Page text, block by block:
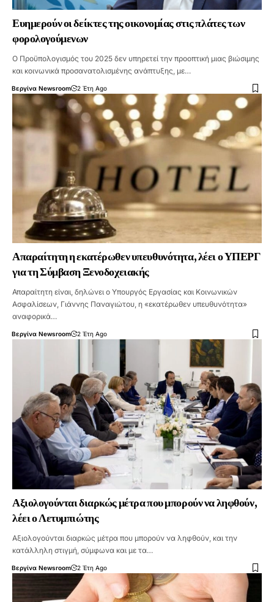
Ευημερούν οι δείκτες της οικονομίας στις πλάτες των
φορολογούμενων
Ο Προϋπολογισμός του 2025 δεν υπηρετεί την προοπτική μιας βιώσιμης
και κοινωνικά προσανατολισμένης ανάπτυξης, με…
Βεργίνα Newsroom 2 Έτη Ago
Απαραίτητη η εκατέρωθεν υπευθυνότητα, λέει ο ΥΠΕΡΓ
για τη Σύμβαση Ξενοδοχειακής
Απαραίτητη είναι, δηλώνει ο Υπουργός Εργασίας και Κοινωνικών
Ασφαλίσεων, Γιάννης Παναγιώτου, η «εκατέρωθεν υπευθυνότητα»
αναφορικά…
Βεργίνα Newsroom 2 Έτη Ago
Αξιολογούνται διαρκώς μέτρα που μπορούν να ληφθούν,
λέει ο Λετυμπιώτης
Αξιολογούνται διαρκώς μέτρα που μπορούν να ληφθούν, και την
κατάλληλη στιγμή, σύμφωνα και με τα…
Βεργίνα Newsroom 2 Έτη Ago